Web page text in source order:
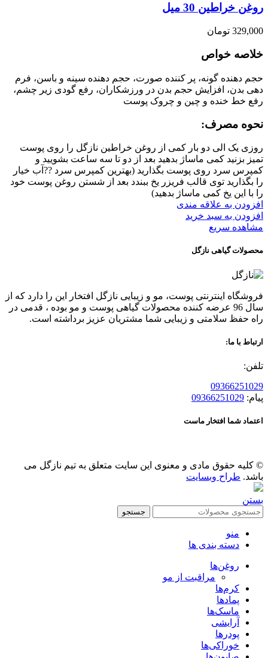
روغن خراطین 30 میل
329,000 تومان
خلاصه خواص
حجم دهنده گونه، پر کننده صورت، حجم دهنده سینه و باسن، فرم
دهی بدن، افزایش حجم بدن در ورزشکاران، رفع گودی زیر چشم،
رفع خط خنده و چین و چروک پوست
نحوه مصرف:
روزی یک الی دو بار کمی از روغن خراطین نازگل را روی پوست
تمیز بزنید کمی ماساژ بدهید بعد از دو تا سه ساعت بشویید و
کمپرس سرد روی پوست بگذارید (بهترین کمپرس سرد ??آب خیار
را بگذارید توی قالب فریزر یخ ببندد بعد از شستن روغن پوست خود
را با این یخ کمی ماساژ بدهید)
افزودن به علاقه مندی
افزودن به سبد خرید
مشاهده سریع
محصولات گیاهی نازگل
فروشگاه اینترنتی پوست، مو و زیبایی نازگل افتخار این را دارد که از
سال 96 عرضه کننده محصولات گیاهی پوست و مو بوده ، قدمی در
راه حفظ سلامتی و زیبایی شما مشتریان عزیز برداشته است.
ارتباط با ما:
تلفن:
09366251029
پیام: 09366251029
اعتماد شما افتخار ماست
© کلیه حقوق مادی و معنوی این سایت متعلق به تیم نازگل می
باشد. طراح وبسایت
بستن
جستجو
منو
دسته بندی ها
روغن‌ها
مراقبت از مو
کرم‌ها
پمادها
ماسک‌ها
آرایشی
پودرها
خوراکی‌ها